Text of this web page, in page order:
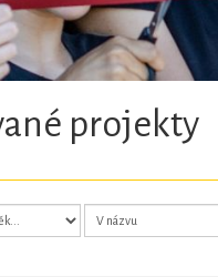
projekty